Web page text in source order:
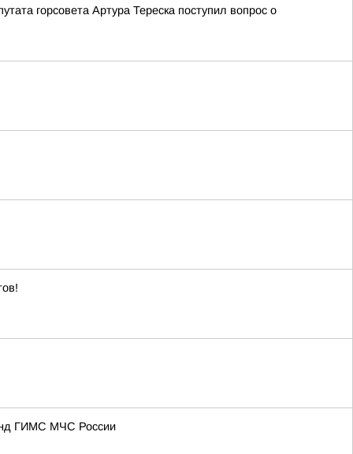
горсовета Артура Тереска поступил вопрос о
ГИМС МЧС России